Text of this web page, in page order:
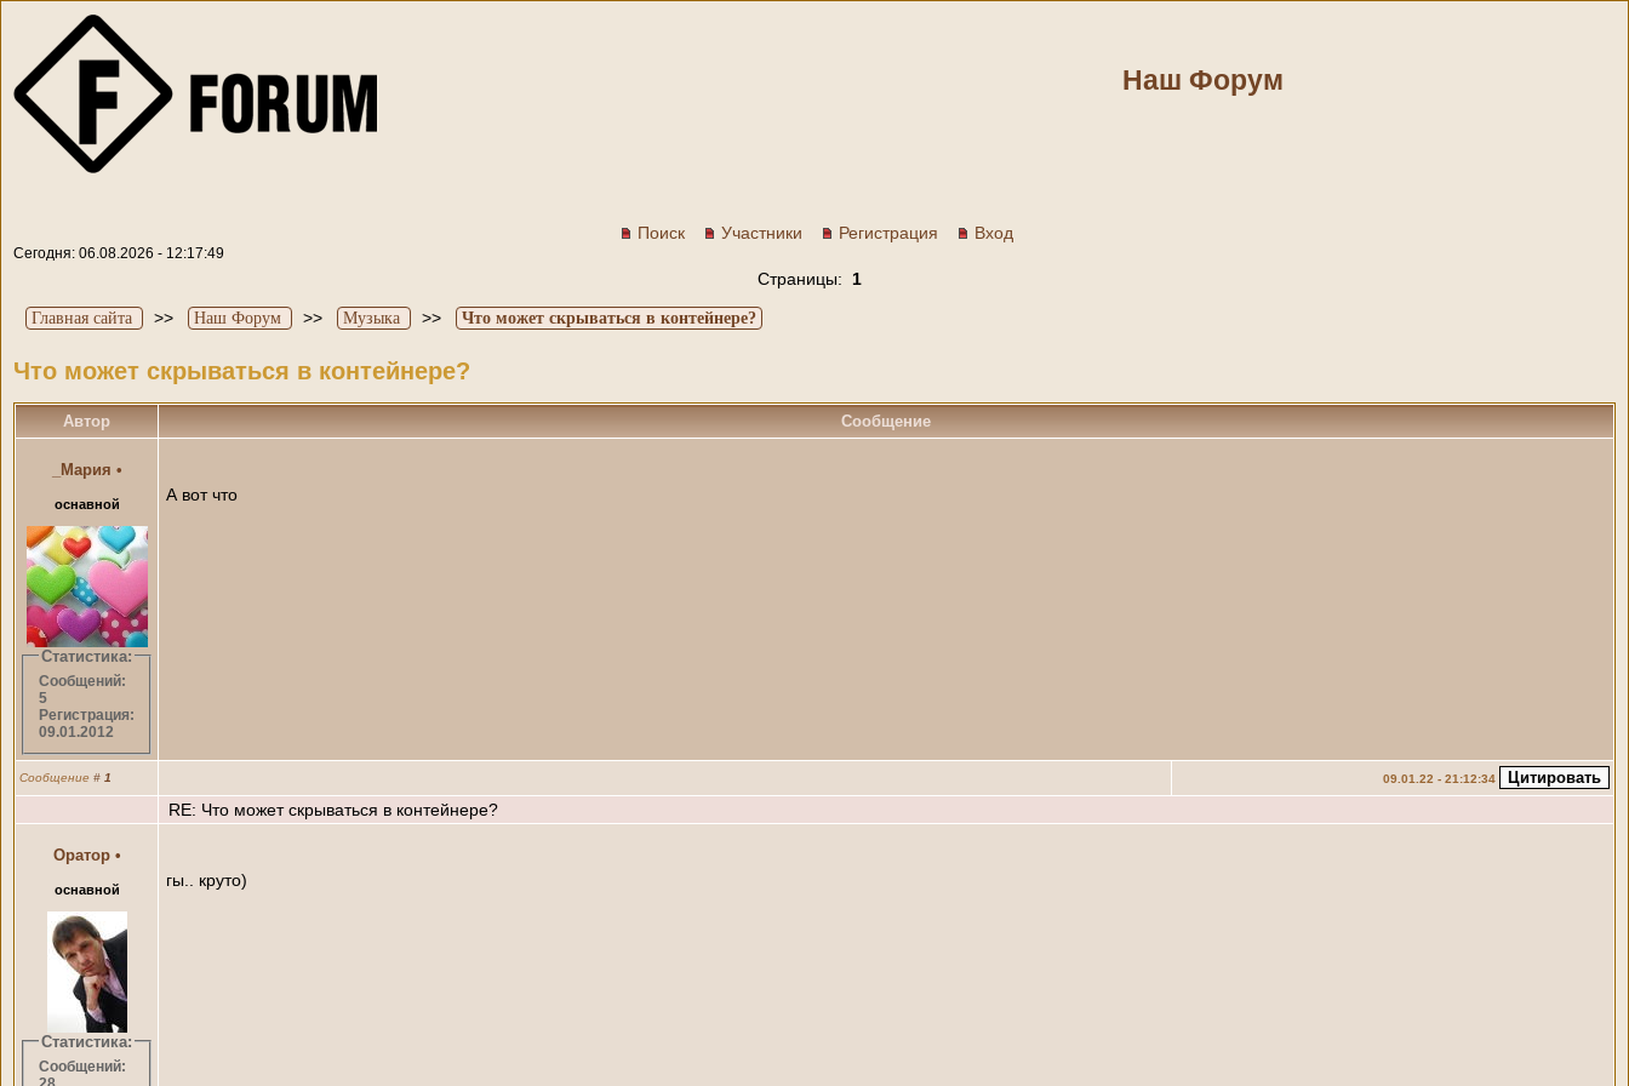
Наш Форум
Поиск Участники Регистрация Вход
Сегодня: 06.08.2026 - 12:17:49
Страницы: 1
Главная сайта >> Наш Форум >> Музыка >> Что может скрываться в контейнере?
Что может скрываться в контейнере?
Автор Сообщение
_Мария •
оснавной
Статистика:
Сообщений:
5
Регистрация:
09.01.2012
А вот что
Сообщение # 1 09.01.22 - 21:12:34
RE: Что может скрываться в контейнере?
Оратор •
оснавной
Статистика:
Сообщений:
гы.. круто)